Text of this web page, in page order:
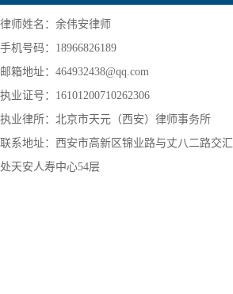
律师姓名：余伟安律师
手机号码：18966826189
邮箱地址：464932438@qq.com
执业证号：16101200710262306
执业律所：北京市天元（西安）律师事务所
联系地址：西安市高新区锦业路与丈八二路交汇
处天安人寿中心54层